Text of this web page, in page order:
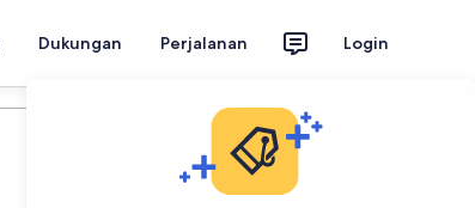
Dukungan Perjalanan Login